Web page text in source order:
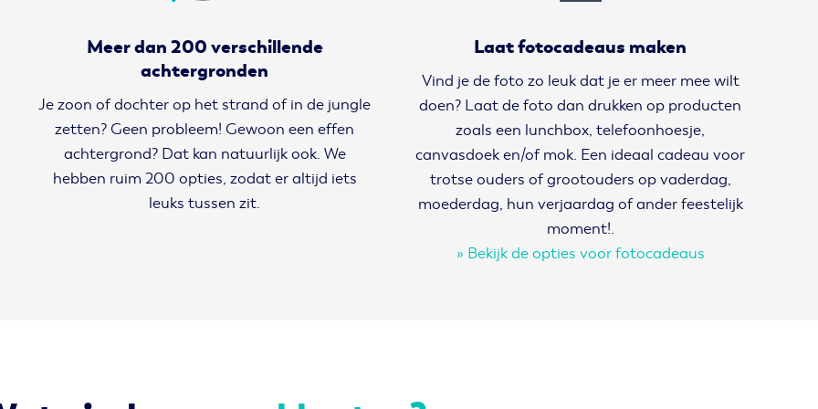
Meer dan 200 verschillende
achtergronden
Je zoon of dochter op het strand of in de jungle
zetten? Geen probleem! Gewoon een effen
achtergrond? Dat kan natuurlijk ook. We
hebben ruim 200 opties, zodat er altijd iets
leuks tussen zit.
Laat fotocadeaus maken
Vind je de foto zo leuk dat je er meer mee wilt
doen? Laat de foto dan drukken op producten
zoals een lunchbox, telefoonhoesje,
canvasdoek en/of mok. Een ideaal cadeau voor
trotse ouders of grootouders op vaderdag,
moederdag, hun verjaardag of ander feestelijk
moment!.
» Bekijk de opties voor fotocadeaus